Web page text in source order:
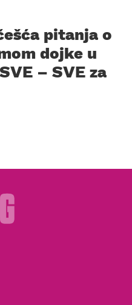
pitanja o
dojke u
– SVE za